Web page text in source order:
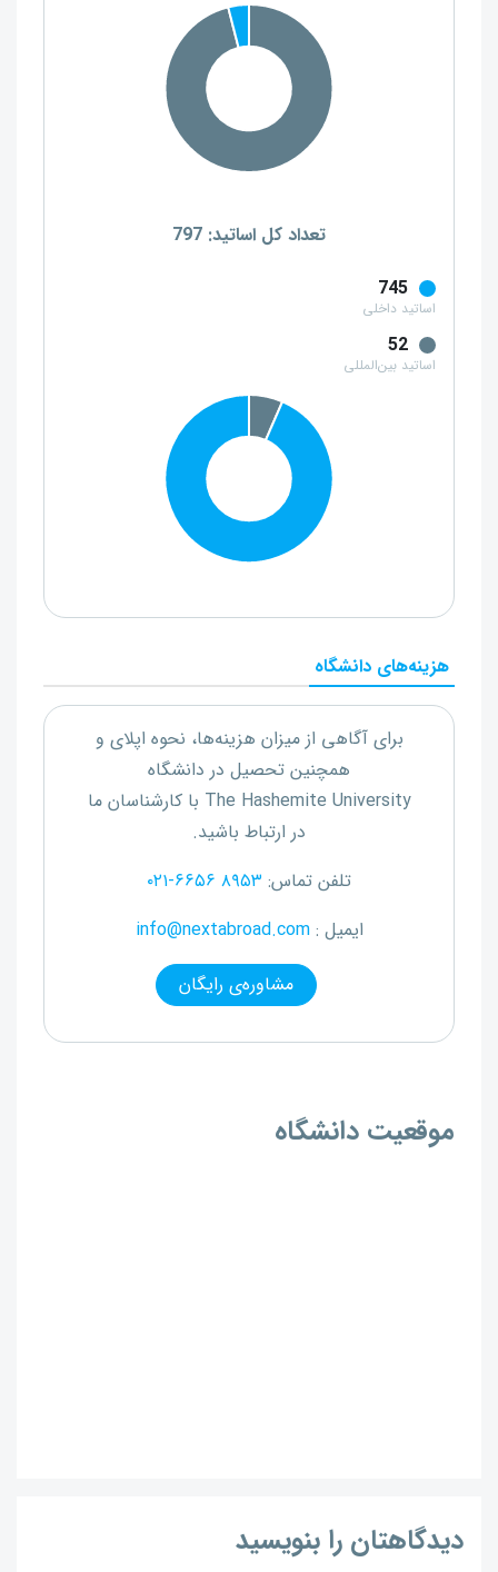
تعداد کل اساتید: 797
745
اساتید داخلی
52
اساتید بین‌المللی
هزینه‌های دانشگاه
برای آگاهی از میزان هزینه‌ها، نحوه اپلای و
همچنین تحصیل در دانشگاه
The Hashemite University با کارشناسان ما
در ارتباط باشید.
تلفن تماس: ۰۲۱-۶۶۵۶ ۸۹۵۳
ایمیل :info@nextabroad.com
مشاوره‌ی رایگان
موقعیت دانشگاه
دیدگاهتان را بنویسید